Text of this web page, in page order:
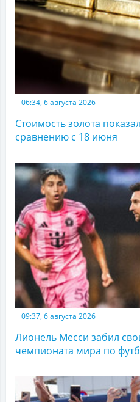
06:34, 6 августа 2026
Стоимость золота
сравнению с 18 июня
09:37, 6 августа 2026
Лионель Месси забил
чемпионата мира по